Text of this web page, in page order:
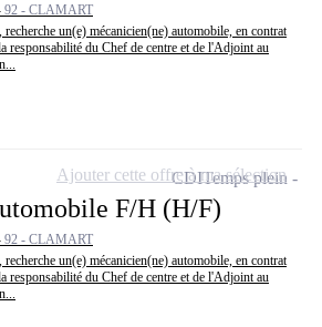
92 - CLAMART
un(e) mécanicien(ne) automobile, en contrat
responsabilité du Chef de centre et de l'Adjoint au
F/H (H/F)
92 - CLAMART
un(e) mécanicien(ne) automobile, en contrat
responsabilité du Chef de centre et de l'Adjoint au
CDITemps plein
Ajouter cette offre à ma sélection